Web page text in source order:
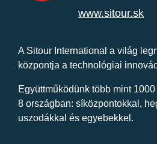
www.sitour.sk
A Sitour International a világ
központja a technológiai
Együttműködünk több mint
8 országban: síközpontokkal,
uszodákkal és egyebekkel.